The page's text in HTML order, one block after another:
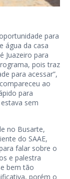
para
água da casa
Juazeiro para
pois traz
para acessar”,
ao
para
sem
no Busarte,
do SAAE,
falar sobre o
e palestra
bem tão
porém o